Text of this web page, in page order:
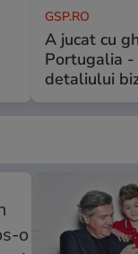
GSP.RO
A jucat cu
Portugalia -
detaliului